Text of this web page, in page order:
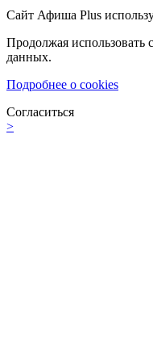
Сайт Афиша Plus
Продолжая использовать
данных.
Подробнее о cookies
Согласиться
>